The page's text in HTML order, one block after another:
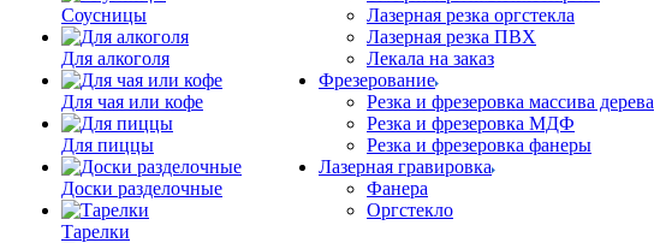
Соусницы
Для алкоголя
Для чая или кофе
Для пиццы
Доски разделочные
Тарелки
Лазерная резка оргстекла
Лазерная резка ПВХ
Лекала на заказ
Фрезерование
Резка и фрезеровка массива дерева
Резка и фрезеровка МДФ
Резка и фрезеровка фанеры
Лазерная гравировка
Фанера
Орг­стек­ло